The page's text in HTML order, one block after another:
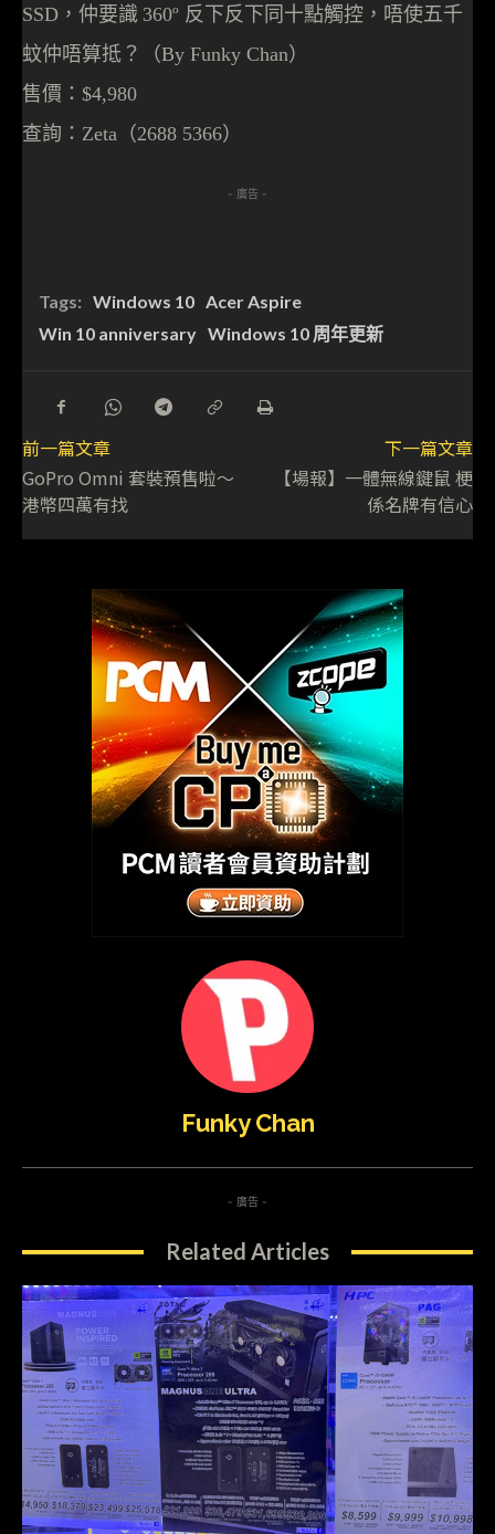
SSD ，仲要識 360º 反下反下同十點觸控，唔使五千
蚊仲唔算抵？
（By Funky Chan）
售價： $4,980
查詢： Zeta（2688 5366）
- 廣告 -
Tags: Windows 10 Acer Aspire
Win 10 anniversary Windows 10 周年更新
前一篇文章
GoPro Omni 套裝預售啦～
港幣四萬有找
下一篇文章
【場報】一體無線鍵鼠 梗
係名牌有信心
Funky Chan
- 廣告 -
Related Articles